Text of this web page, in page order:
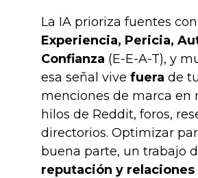
La IA prioriza fuentes con
Experiencia, Pericia,
Confianza (E-E-A-T), y
esa señal vive fuera de
menciones de marca en
hilos de Reddit, foros,
directorios. Optimizar
buena parte, un trabajo
reputación y relaciones